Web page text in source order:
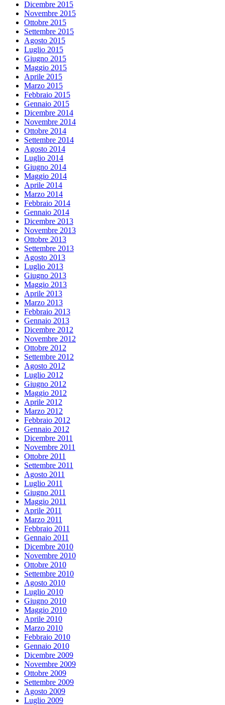
Dicembre 2015
Novembre 2015
Ottobre 2015
Settembre 2015
Agosto 2015
Luglio 2015
Giugno 2015
Maggio 2015
Aprile 2015
Marzo 2015
Febbraio 2015
Gennaio 2015
Dicembre 2014
Novembre 2014
Ottobre 2014
Settembre 2014
Agosto 2014
Luglio 2014
Giugno 2014
Maggio 2014
Aprile 2014
Marzo 2014
Febbraio 2014
Gennaio 2014
Dicembre 2013
Novembre 2013
Ottobre 2013
Settembre 2013
Agosto 2013
Luglio 2013
Giugno 2013
Maggio 2013
Aprile 2013
Marzo 2013
Febbraio 2013
Gennaio 2013
Dicembre 2012
Novembre 2012
Ottobre 2012
Settembre 2012
Agosto 2012
Luglio 2012
Giugno 2012
Maggio 2012
Aprile 2012
Marzo 2012
Febbraio 2012
Gennaio 2012
Dicembre 2011
Novembre 2011
Ottobre 2011
Settembre 2011
Agosto 2011
Luglio 2011
Giugno 2011
Maggio 2011
Aprile 2011
Marzo 2011
Febbraio 2011
Gennaio 2011
Dicembre 2010
Novembre 2010
Ottobre 2010
Settembre 2010
Agosto 2010
Luglio 2010
Giugno 2010
Maggio 2010
Aprile 2010
Marzo 2010
Febbraio 2010
Gennaio 2010
Dicembre 2009
Novembre 2009
Ottobre 2009
Settembre 2009
Agosto 2009
Luglio 2009